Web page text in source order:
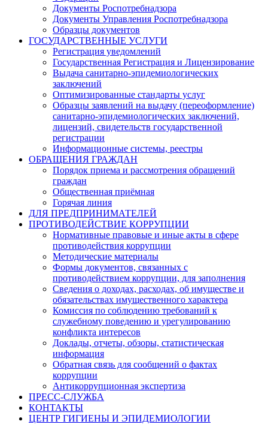
Документы Роспотребнадзора
Документы Управления Роспотребнадзора
Образцы документов
ГОСУДАРСТВЕННЫЕ УСЛУГИ
Регистрация уведомлений
Государственная Регистрация и Лицензирование
Выдача санитарно-эпидемиологических
заключений
Оптимизированные стандарты услуг
Образцы заявлений на выдачу (переоформление)
санитарно-эпидемиологических заключений,
лицензий, свидетельств государственной
регистрации
Информационные системы, реестры
ОБРАЩЕНИЯ ГРАЖДАН
Порядок приема и рассмотрения обращений
граждан
Общественная приёмная
Горячая линия
ДЛЯ ПРЕДПРИНИМАТЕЛЕЙ
ПРОТИВОДЕЙСТВИЕ КОРРУПЦИИ
Нормативные правовые и иные акты в сфере
противодействия коррупции
Методические материалы
Формы документов, связанных с
противодействием коррупции, для заполнения
Сведения о доходах, расходах, об имуществе и
обязательствах имущественного характера
Комиссия по соблюдению требований к
служебному поведению и урегулированию
конфликта интересов
Доклады, отчеты, обзоры, статистическая
информация
Обратная связь для сообщений о фактах
коррупции
Антикоррупционная экспертиза
ПРЕСС-СЛУЖБА
КОНТАКТЫ
ЦЕНТР ГИГИЕНЫ И ЭПИДЕМИОЛОГИИ